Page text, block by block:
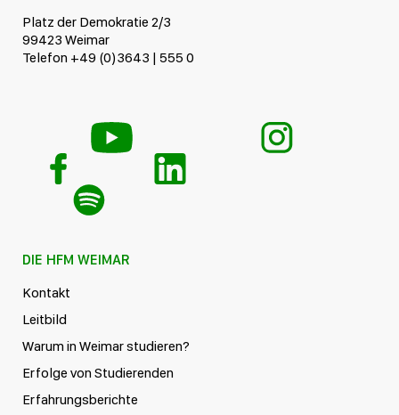
Platz der Demokratie 2/3
99423 Weimar
Telefon +49 (0)3643 | 555 0
DIE HFM WEIMAR
Kontakt
Leitbild
Warum in Weimar studieren?
Erfolge von Studierenden
Erfahrungsberichte